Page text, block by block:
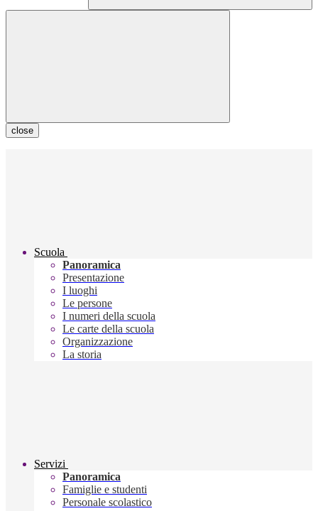
close
Scuola
Panoramica
Presentazione
I luoghi
Le persone
I numeri della scuola
Le carte della scuola
Organizzazione
La storia
Servizi
Panoramica
Famiglie e studenti
Personale scolastico